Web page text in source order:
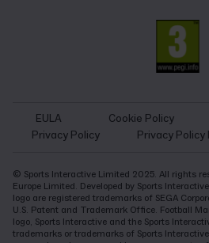
EULA Cookie Policy
Privacy Policy
Privacy Policy
© Sports Interactive Limited 2025. All rights
Europe Limited. Developed by Sports
logo are registered trademarks of SEGA
U.S. Patent and Trademark Office. Football
logo, Sports Interactive and the Sports
trademarks or trademarks of Sports